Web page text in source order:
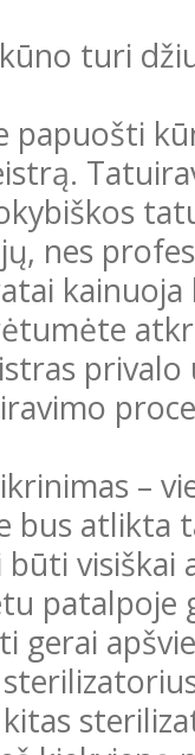
turi
papuošti
nes
–
bus atlikta
visiškai
gerai